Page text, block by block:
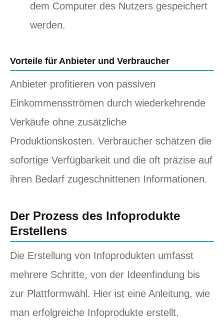
dem Computer des Nutzers gespeichert
werden.
Vorteile für Anbieter und Verbraucher
Anbieter profitieren von passiven
Einkommensströmen durch wiederkehrende
Verkäufe ohne zusätzliche
Produktionskosten. Verbraucher schätzen die
sofortige Verfügbarkeit und die oft präzise auf
ihren Bedarf zugeschnittenen Informationen.
Der Prozess des Infoprodukte
Erstellens
Die Erstellung von Infoprodukten umfasst
mehrere Schritte, von der Ideenfindung bis
zur Plattformwahl. Hier ist eine Anleitung, wie
man erfolgreiche Infoprodukte erstellt.